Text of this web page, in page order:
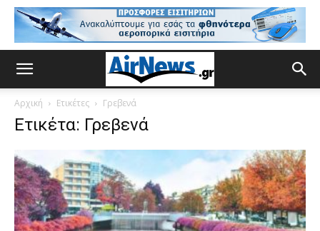
Αρχική Ετικέτες Γρεβενά
Ετικέτα: Γρεβενά